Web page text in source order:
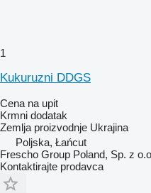
1
Kukuruzni DDGS
Cena na upit
Krmni dodatak
Zemlja proizvodnje Ukrajina
Poljska, Łańcut
Frescho Group Poland, Sp. z
Kontaktirajte prodavca